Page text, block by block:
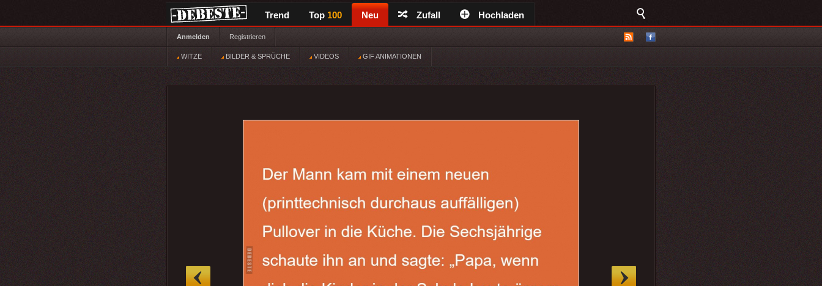
Trend Top 100 Neu Zufall Hochladen
Anmelden Registrieren
WITZE BILDER & SPRÜCHE VIDEOS GIF ANIMATIONEN